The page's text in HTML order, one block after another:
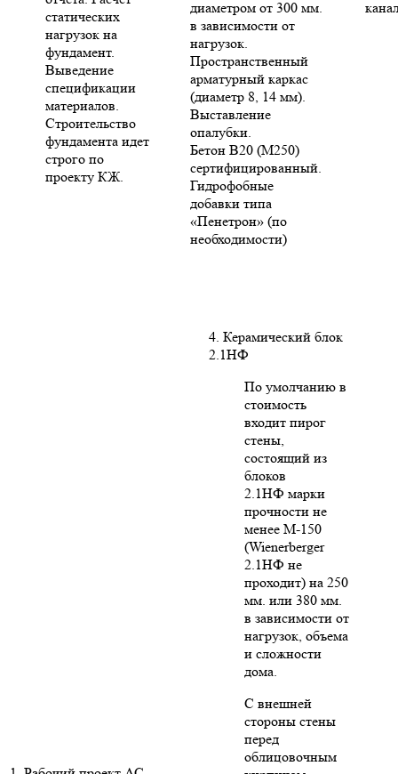
статических
нагрузок на
фундамент.
Выведение
спецификации
материалов.
Строительство
фундамента идет
строго по
проекту КЖ.
диаметром от 300 мм.
в зависимости от
нагрузок.
Пространственный
арматурный каркас
(диаметр 8, 14 мм).
Выставление
опалубки.
Бетон В20 (М250)
сертифицированный.
Гидрофобные
добавки типа
«Пенетрон» (по
необходимости)
4. Керамический блок
2.1НФ
По умолчанию в
стоимость
входит пирог
стены,
состоящий из
блоков
2.1НФ марки
прочности не
менее М-150
(Wienerberger
2.1НФ не
проходит) на 250
мм. или 380 мм.
в зависимости от
нагрузок, объема
и сложности
дома.
С внешней
стороны стены
перед
облицовочным